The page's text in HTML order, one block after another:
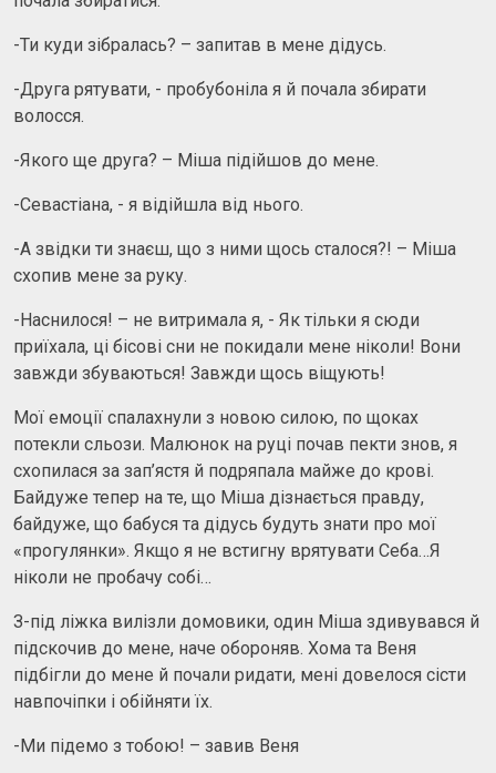
-Ти куди зібралась? – запитав в мене дідусь.
-Друга рятувати, - пробубоніла я й почала збирати
волосся.
-Якого ще друга? – Міша підійшов до мене.
-Севастіана, - я відійшла від нього.
-А звідки ти знаєш, що з ними щось сталося?! – Міша
схопив мене за руку.
-Наснилося! – не витримала я, - Як тільки я сюди
приїхала, ці бісові сни не покидали мене ніколи! Вони
завжди збуваються! Завжди щось віщують!
Мої емоції спалахнули з новою силою, по щоках
потекли сльози. Малюнок на руці почав пекти знов, я
схопилася за зап’ястя й подряпала майже до крові.
Байдуже тепер на те, що Міша дізнається правду,
байдуже, що бабуся та дідусь будуть знати про мої
«прогулянки». Якщо я не встигну врятувати Себа…Я
ніколи не пробачу собі…
З-під ліжка вилізли домовики, один Міша здивувався й
підскочив до мене, наче обороняв. Хома та Веня
підбігли до мене й почали ридати, мені довелося сісти
навпочіпки і обійняти їх.
-Ми підемо з тобою! – завив Веня